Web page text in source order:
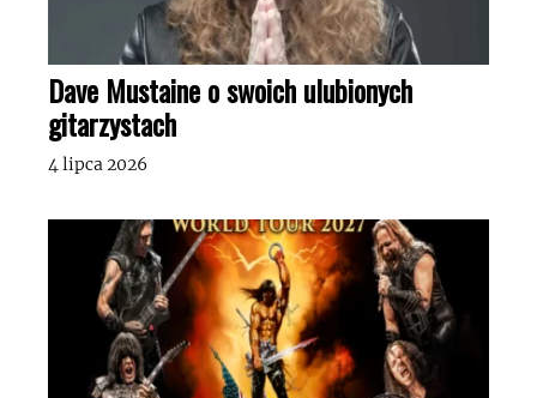
Dave Mustaine o swoich ulubionych
gitarzystach
4 lipca 2026